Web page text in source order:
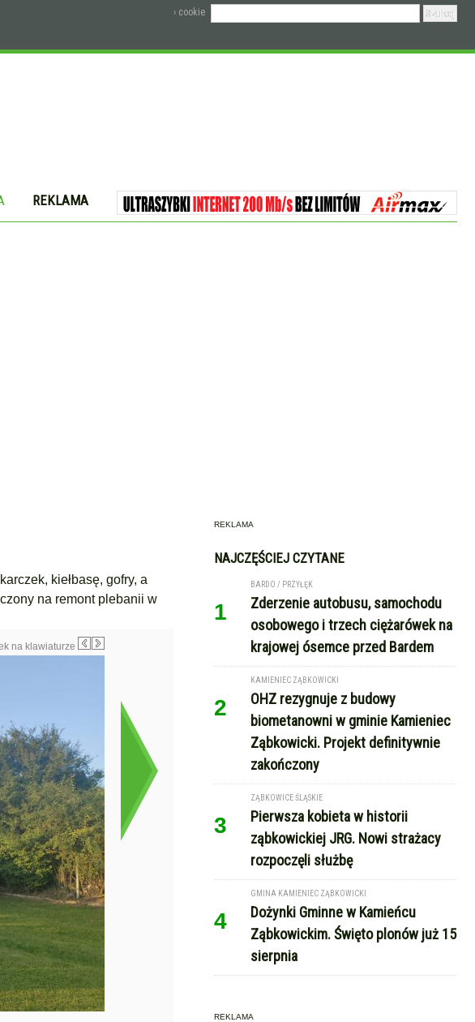
› cookie
REKLAMA
kiełbasę, gofry, a
na remont plebanii w
na klawiaturze
REKLAMA
NAJCZĘŚCIEJ CZYTANE
1
BARDO / PRZYŁĘK
Zderzenie autobusu, samochodu
osobowego i trzech ciężarówek na
krajowej ósemce przed Bardem
2
KAMIENIEC ZĄBKOWICKI
OHZ rezygnuje z budowy
biometanowni w gminie Kamieniec
Ząbkowicki. Projekt definitywnie
zakończony
3
ZĄBKOWICE ŚLĄSKIE
Pierwsza kobieta w historii
ząbkowickiej JRG. Nowi strażacy
rozpoczęli służbę
4
GMINA KAMIENIEC ZĄBKOWICKI
Dożynki Gminne w Kamieńcu
Ząbkowickim. Święto plonów już 15
sierpnia
REKLAMA